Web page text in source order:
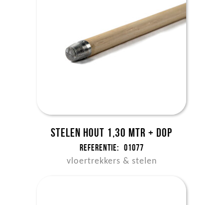
Stelen hout 1,30 mtr + dop
Referentie: 01077
vloertrekkers & stelen